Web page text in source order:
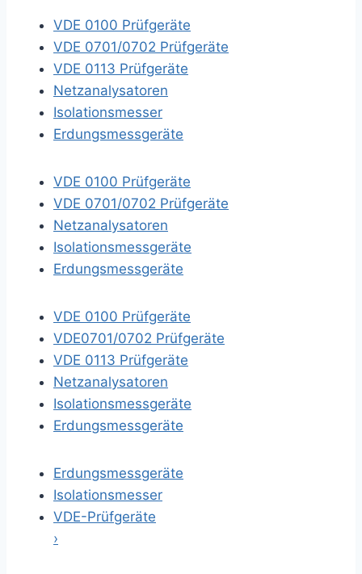
VDE 0100 Prüfgeräte
VDE 0701/0702 Prüfgeräte
VDE 0113 Prüfgeräte
Netzanalysatoren
Isolationsmesser
Erdungsmessgeräte
VDE 0100 Prüfgeräte
VDE 0701/0702 Prüfgeräte
Netzanalysatoren
Isolationsmessgeräte
Erdungsmessgeräte
VDE 0100 Prüfgeräte
VDE0701/0702 Prüfgeräte
VDE 0113 Prüfgeräte
Netzanalysatoren
Isolationsmessgeräte
Erdungsmessgeräte
Erdungsmessgeräte
Isolationsmesser
VDE-Prüfgeräte
›